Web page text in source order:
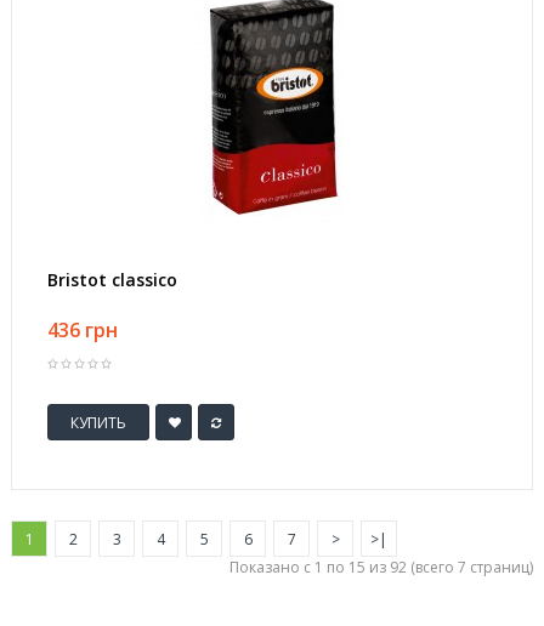
Bristot classico
436 грн
КУПИТЬ
1 2 3 4 5 6 7 >
>|
Показано с 1 по 15 из 92 (всего 7 страниц)